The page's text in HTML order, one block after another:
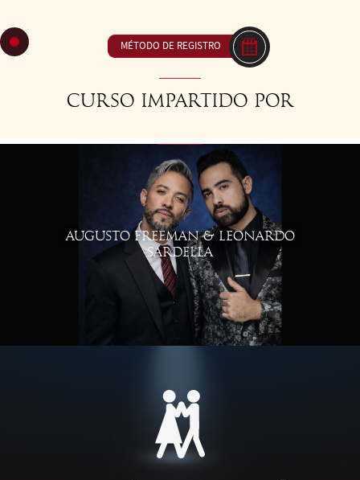
MÉTODO DE REGISTRO
Curso impartido por
AUGUSTO FREEMAN & LEONARDO
SARDELLA